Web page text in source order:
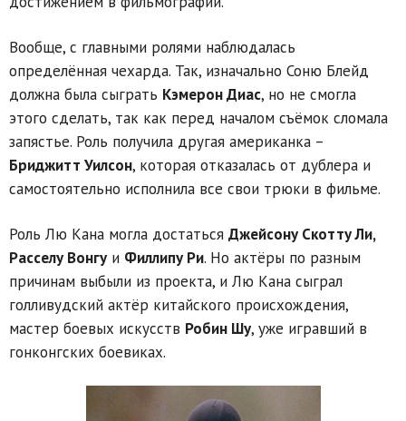
Вообще, с главными ролями наблюдалась
определённая чехарда. Так, изначально Соню Блейд
должна была сыграть Кэмерон Диас, но не смогла
этого сделать, так как перед началом съёмок сломала
запястье. Роль получила другая американка –
Бриджитт Уилсон, которая отказалась от дублера и
самостоятельно исполнила все свои трюки в фильме.
Роль Лю Кана могла достаться Джейсону Скотту Ли,
Расселу Вонгу и Филлипу Ри. Но актёры по разным
причинам выбыли из проекта, и Лю Кана сыграл
голливудский актёр китайского происхождения,
мастер боевых искусств Робин Шу, уже игравший в
гонконгских боевиках.